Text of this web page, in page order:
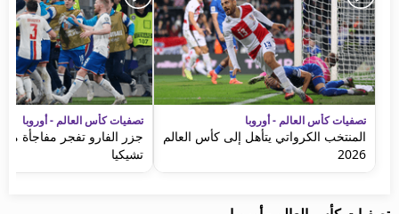
تصفيات كأس العالم - أوروبا
المنتخب الكرواتي يتأهل إلى كأس العالم
2026
تصفيات كأس العالم - أوروبا
جزر الفارو تفجر مفاجأة
تشيكيا